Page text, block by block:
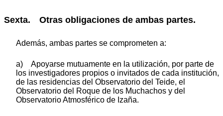
Sexta. Otras obligaciones de ambas partes.
Además, ambas partes se comprometen a:
a) Apoyarse mutuamente en la utilización, por parte de
los investigadores propios o invitados de cada institución,
de las residencias del Observatorio del Teide, el
Observatorio del Roque de los Muchachos y del
Observatorio Atmosférico de Izaña.